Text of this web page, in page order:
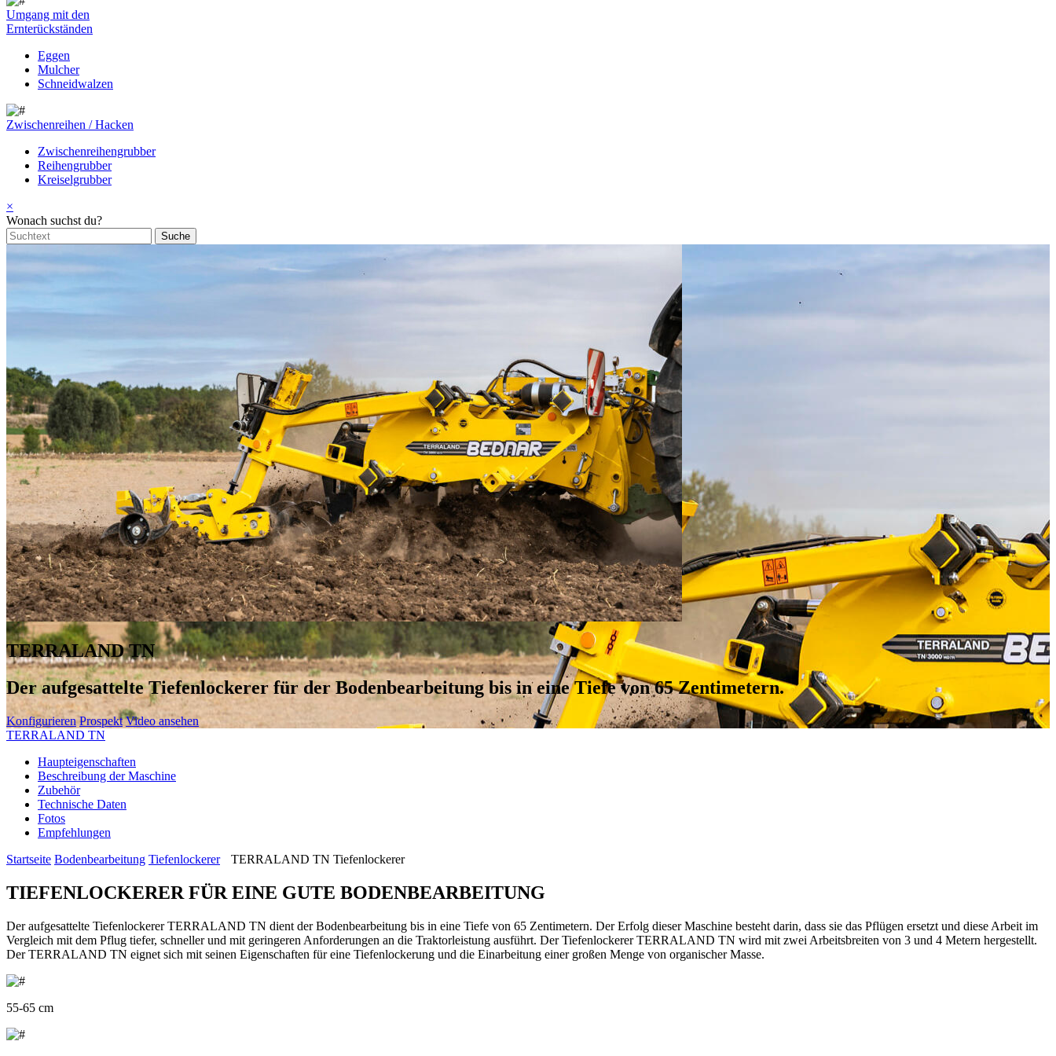
Umgang mit den
Ernterückständen
Eggen
Mulcher
Schneidwalzen
Zwischenreihen / Hacken
Zwischenreihengrubber
Reihengrubber
Kreiselgrubber
×
Wonach suchst du?
TERRALAND TN
Der aufgesattelte Tiefenlockerer für der Bodenbearbeitung bis in eine Tiefe von 65 Zentimetern.
Konfigurieren Prospekt Video ansehen
TERRALAND TN
Haupteigenschaften
Beschreibung der Maschine
Zubehör
Technische Daten
Fotos
Empfehlungen
Startseite Bodenbearbeitung Tiefenlockerer TERRALAND TN Tiefenlockerer
TIEFENLOCKERER FÜR EINE GUTE BODENBEARBEITUNG
Der aufgesattelte Tiefenlockerer TERRALAND TN dient der Bodenbearbeitung bis in eine Tiefe von 65 Zentimetern. Der Erfolg dieser Maschine besteht darin, dass sie das Pflügen ersetzt und diese Arbeit im
Vergleich mit dem Pflug tiefer, schneller und mit geringeren Anforderungen an die Traktorleistung ausführt. Der Tiefenlockerer TERRALAND TN wird mit zwei Arbeitsbreiten von 3 und 4 Metern hergestellt.
Der TERRALAND TN eignet sich mit seinen Eigenschaften für eine Tiefenlockerung und die Einarbeitung einer großen Menge von organischer Masse.
55-65 cm